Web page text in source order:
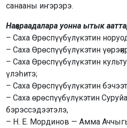
санааны иҥэрэрэ.
Наҕараадалара уонна ытык
– Саха Өрөспүүбүлүкэтин
– Саха Өрөспүүбүлүкэтин
– Саха Өрөспүүбүлүкэтин
үлэһитэ;
– Саха Өрөспүүбүлүкэтин
– Саха өрөспүүбүлүкэтин
бэрэссэдээтэлэ,
– Н. Е. Мординов — Амма